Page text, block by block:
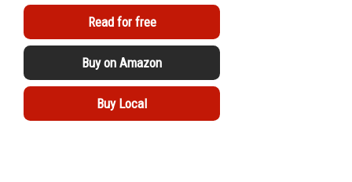
Read for free
Buy on Amazon
Buy Local